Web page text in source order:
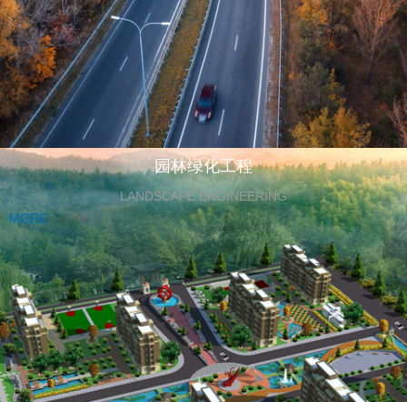
园林绿化工程
LANDSCAPE ENGINEERING
MORE